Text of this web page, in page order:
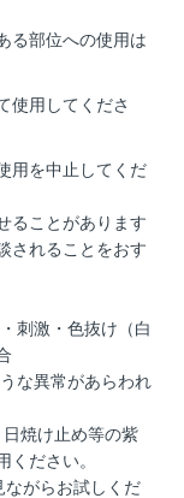
る部位への使用は
使用してくださ
用を中止してくだ
ることがあります
されることをおす
刺激・色抜け（白
な異常があらわれ
焼け止め等の紫
ださい。
がらお試しくだ